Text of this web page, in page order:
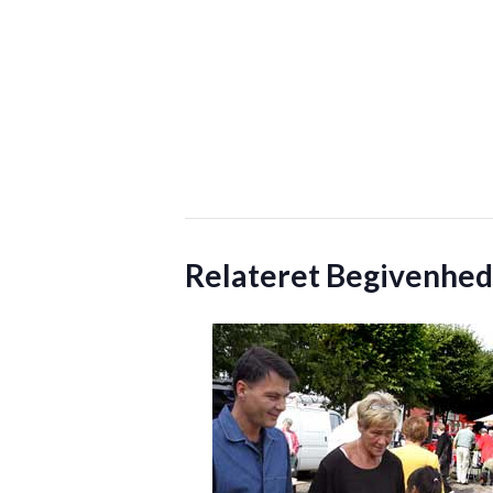
Relateret